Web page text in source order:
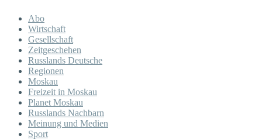
Abo
Wirtschaft
Gesellschaft
Zeitgeschehen
Russlands Deutsche
Regionen
Moskau
Freizeit in Moskau
Planet Moskau
Russlands Nachbarn
Meinung und Medien
Sport